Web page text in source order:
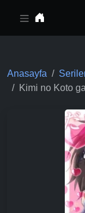
Anasayfa
Kimi no Koto